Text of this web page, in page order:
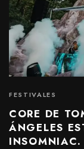
FESTIVALES
CORE DE
ÁNGELES
INSOMNIAC.